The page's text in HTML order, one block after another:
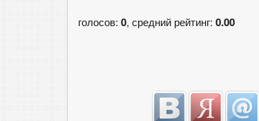
голосов: 0, средний рейтинг: 0.00